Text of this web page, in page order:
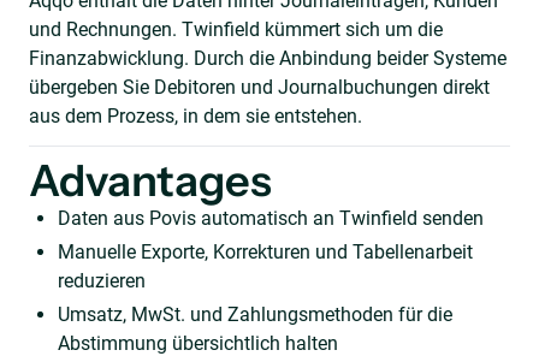
und Rechnungen. Twinfield kümmert sich um die
Finanzabwicklung. Durch die Anbindung beider Systeme
übergeben Sie Debitoren und Journalbuchungen direkt
aus dem Prozess, in dem sie entstehen.
Advantages
Daten aus Povis automatisch an Twinfield senden
Manuelle Exporte, Korrekturen und Tabellenarbeit
reduzieren
Umsatz, MwSt. und Zahlungsmethoden für die
Abstimmung übersichtlich halten